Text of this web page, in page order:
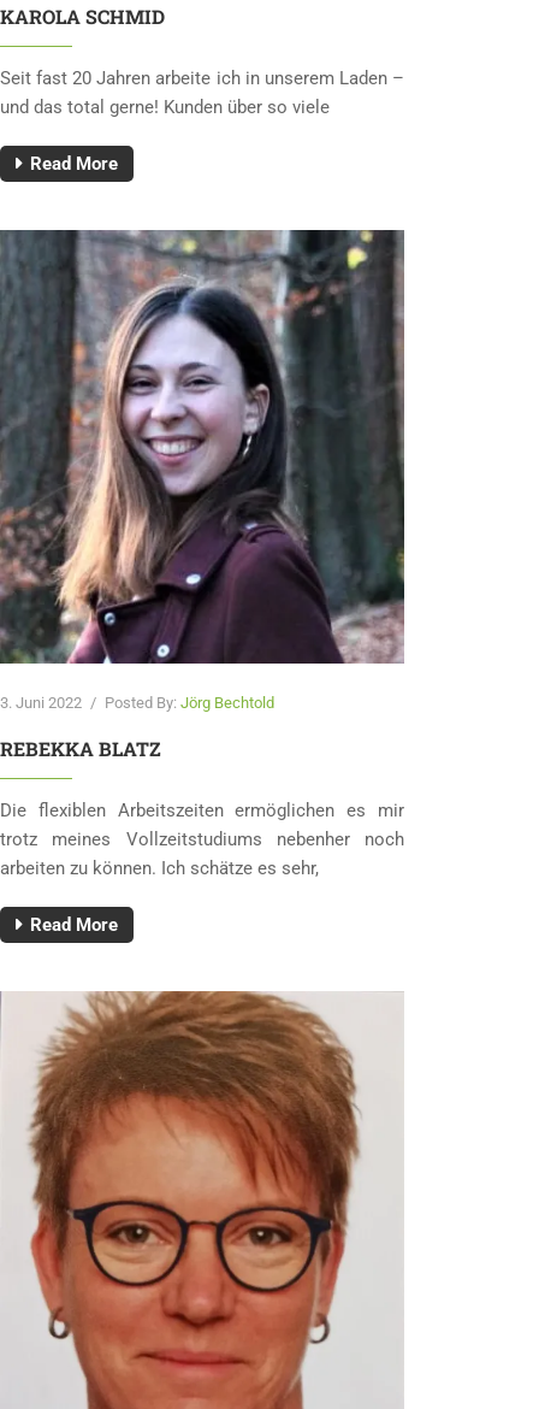
KAROLA SCHMID
Seit fast 20 Jahren arbeite ich in unserem Laden –
und das total gerne! Kunden über so viele
Read More
3. Juni 2022 / Posted By: Jörg Bechtold
REBEKKA BLATZ
Die flexiblen Arbeitszeiten ermöglichen es mir
trotz meines Vollzeitstudiums nebenher noch
arbeiten zu können. Ich schätze es sehr,
Read More